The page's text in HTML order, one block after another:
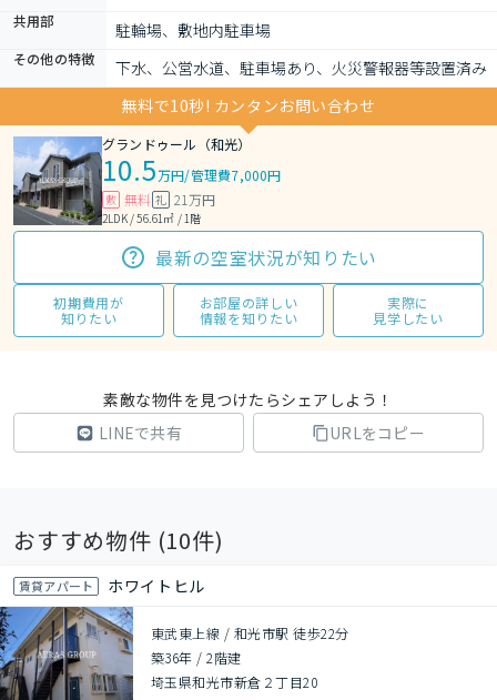
共用部 駐輪場、敷地内駐車場
その他の特徴
下水、公営水道、駐車場あり、火災警報器等設置済み
無料で10秒! カンタンお問い合わせ
グランドゥール（和光）
10.5万円/管理費7,000円
敷 無料 礼 21万円
2LDK / 56.61㎡ / 1階
最新の空室状況が知りたい
初期費用が
知りたい
お部屋の詳しい
情報を知りたい
実際に
見学したい
素敵な物件を見つけたらシェアしよう！
LINEで共有
URLをコピー
おすすめ物件 (10件)
賃貸アパート ホワイトヒル
東武東上線 / 和光市駅 徒歩22分
築36年 /2階建
埼玉県和光市新倉２丁目20